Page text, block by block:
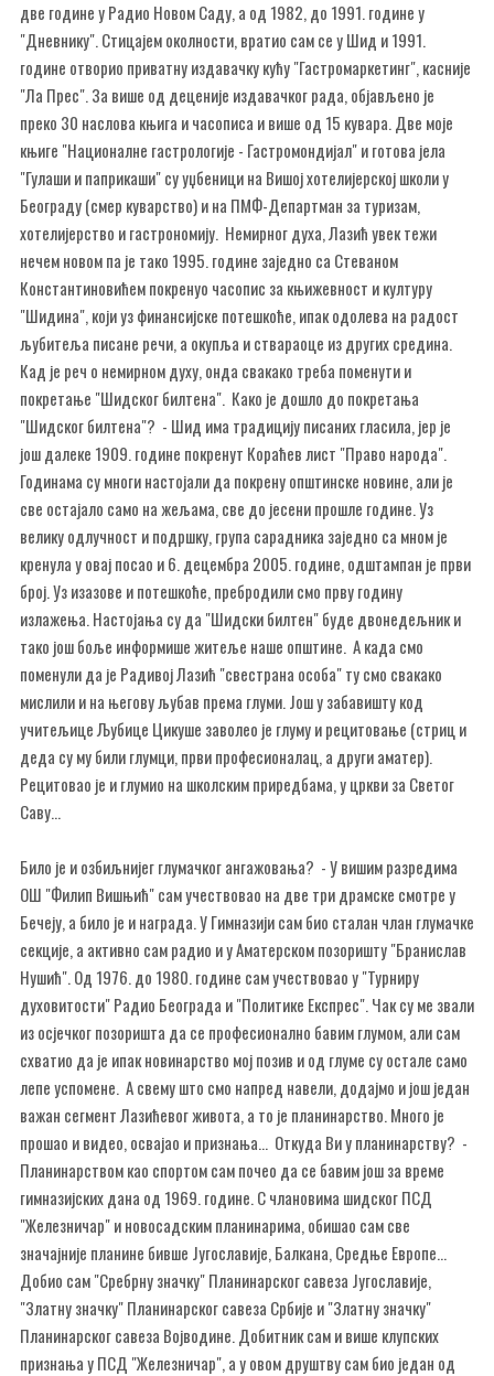
две године у Радио Новом Саду, а од 1982, до 1991. године у
"Дневнику". Стицајем околности, вратио сам се у Шид и 1991.
године отворио приватну издавачку кућу "Гастромаркетинг", касније
"Ла Прес". За више од деценије издавачког рада, објављено је
преко 30 наслова књига и часописа и више од 15 кувара. Две моје
књиге "Националне гастрологије - Гастромондијал" и готова јела
"Гулаши и паприкаши" су уџбеници на Вишој хотелијерској школи у
Београду (смер куварство) и на ПМФ-Департман за туризам,
хотелијерство и гастрономију. Немирног духа, Лазић увек тежи
нечем новом па је тако 1995. године заједно са Стеваном
Константиновићем покренуо часопис за књижевност и културу
"Шидина", који уз финансијске потешкоће, ипак одолева на радост
љубитеља писане речи, а окупља и ствараоце из других средина.
Кад је реч о немирном духу, онда свакако треба поменути и
покретање "Шидског билтена". Како је дошло до покретања
"Шидског билтена"? - Шид има традицију писаних гласила, јер је
још далеке 1909. године покренут Кораћев лист "Право народа".
Годинама су многи настојали да покрену општинске новине, али је
све остајало само на жељама, све до јесени прошле године. Уз
велику одлучност и подршку, група сарадника заједно са мном је
кренула у овај посао и 6. децембра 2005. године, одштампан је први
број. Уз изазове и потешкоће, пребродили смо прву годину
излажења. Настојања су да "Шидски билтен" буде двонедељник и
тако још боље информише житеље наше општине. А када смо
поменули да је Радивој Лазић "свестрана особа" ту смо свакако
мислили и на његову љубав према глуми. Још у забавишту код
учитељице Љубице Цикуше заволео је глуму и рецитовање (стриц и
деда су му били глумци, први професионалац, а други аматер).
Рецитовао је и глумио на школским приредбама, у цркви за Светог
Саву...
Било је и озбиљнијег глумачког ангажовања? - У вишим разредима
ОШ "Филип Вишњић" сам учествовао на две три драмске смотре у
Бечеју, а било је и награда. У Гимназији сам био сталан члан глумачке
секције, а активно сам радио и у Аматерском позоришту "Бранислав
Нушић". Од 1976. до 1980. године сам учествовао у "Турниру
духовитости" Радио Београда и "Политике Експрес". Чак су ме звали
из осјечког позоришта да се професионално бавим глумом, али сам
схватио да је ипак новинарство мој позив и од глуме су остале само
лепе успомене. А свему што смо напред навели, додајмо и још један
важан сегмент Лазићевог живота, а то је планинарство. Много је
прошао и видео, освајао и признања... Откуда Ви у планинарству? -
Планинарством као спортом сам почео да се бавим још за време
гимназијских дана од 1969. године. С члановима шидског ПСД
"Железничар" и новосадским планинарима, обишао сам све
значајније планине бивше Југославије, Балкана, Средње Европе...
Добио сам "Сребрну значку" Планинарског савеза Југославије,
"Златну значку" Планинарског савеза Србије и "Златну значку"
Планинарског савеза Војводине. Добитник сам и више клупских
признања у ПСД "Железничар", а у овом друштву сам био један од